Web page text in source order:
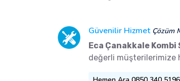
Güvenilir Hizmet Çözüm
Eca Çanakkale Kombi
değerli müşterilerimize